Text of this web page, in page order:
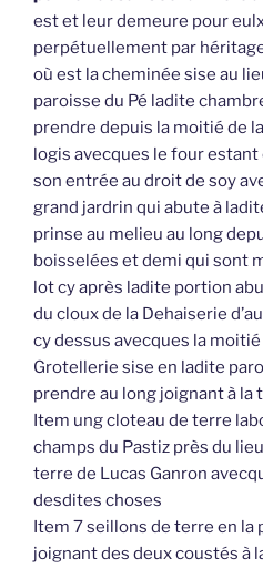
est et leur demeure pour
perpétuellement par
où est la cheminée sise au
paroisse du Pé ladite
prendre depuis la moitié de
logis avecques le four
son entrée au droit de soy
grand jardrin qui abute à
prinse au melieu au long
boisselées et demi qui sont
lot cy après ladite portion
du cloux de la Dehaiserie
cy dessus avecques la
Grotellerie sise en ladite
prendre au long joignant à la
Item ung cloteau de terre
champs du Pastiz près du
terre de Lucas Ganron
desdites choses
Item 7 seillons de terre en la
joignant des deux coustés à